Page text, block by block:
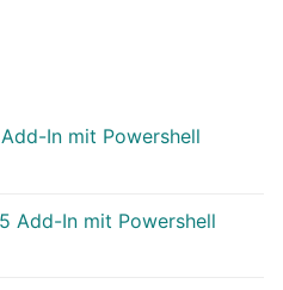
In mit Powershell
Add-In mit Powershell